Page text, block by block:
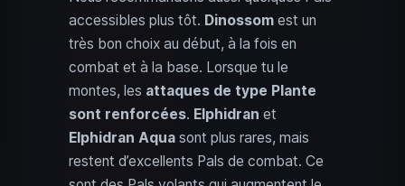
accessibles plus tôt. Dinossom est un
très bon choix au début, à la fois en
combat et à la base. Lorsque tu le
montes, les attaques de type Plante
sont renforcées. Elphidran et
Elphidran Aqua sont plus rares, mais
restent d’excellents Pals de combat. Ce